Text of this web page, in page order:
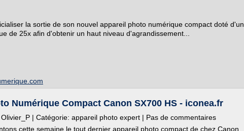
la sortie de son nouvel appareil photo numérique compact doté d'un
de 25x afin d'obtenir un haut niveau d'agrandissement...
Numérique Compact Canon SX700 HS - iconea.fr
| Catégorie: appareil photo expert | Pas de commentaires
cette semaine le tout dernier appareil photo compact de chez Canon